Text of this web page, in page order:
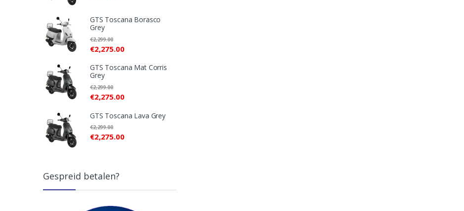
GTS Toscana Borasco
Grey
€2,275.00
€2,299.00
GTS Toscana Mat Corris
Grey
€2,275.00
€2,299.00
GTS Toscana Lava Grey
€2,275.00
€2,299.00
Gespreid betalen?